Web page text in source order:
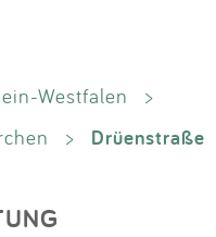
Westfalen
>
> Drüenstraße